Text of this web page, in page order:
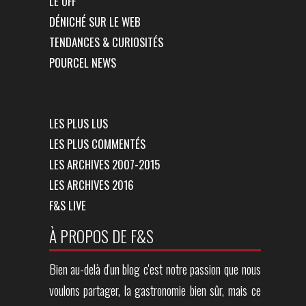
DÉNICHÉ SUR LE WEB
TENDANCES & CURIOSITÉS
POURCEL NEWS
LES PLUS LUS
LES PLUS COMMENTÉS
LES ARCHIVES 2007-2015
LES ARCHIVES 2016
F&S LIVE
À PROPOS DE F&S
Bien au-delà d'un blog c'est notre passion que nous
voulons partager, la gastronomie bien sûr, mais ce